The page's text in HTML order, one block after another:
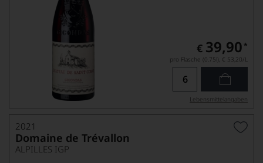
€ 39,90 *
pro Flasche (0.75l), € 53,20/L
Lebensmittel­angaben
2021
Domaine de Trévallon
ALPILLES IGP